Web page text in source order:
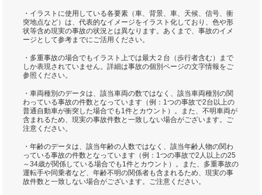
・イラストに使用している各要素（車、背景、車、天候、信号、衝
突地点など）は、代表的なイメージをイラスト化しており、色や形
状等含め現実の事故の状況とは異なります。あくまで、事故のイメ
ージとして参考までにご活用ください。
・多重事故の場合でもイラスト上では最大２台（歩行者含む）まで
しか表現されていません。詳細は事故の個別ページの文字情報をご
参照ください。
・車両種別のデータは、該当車両の数ではなく、該当車両種別の関
わっている事故の件数となっています（例：1つの事故で2台以上の
普通自動車が衝突した場合でも1件とカウント）。また、不明車両が
含まれるため、現実の事故件数と一致しない場合がございます。ご
注意ください。
・年齢のデータは、該当年齢の人数ではなく、該当年齢人物の関わ
っている事故の件数となっています（例：1つの事故で2人以上の25
～34歳が関係している場合でも1件とカウント）。また、多重事故の
運転手や同乗者など、年齢不明の関係者も含まれるため、現実の事
故件数と一致しない場合がございます。ご注意ください。